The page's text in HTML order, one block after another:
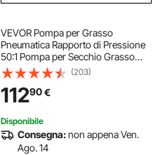
VEVOR Pompa per Grasso
Pneumatica Rapporto di Pressione
50:1 Pompa per Secchio Grasso
Pneumatica 20 Litri Pistola per
Grasso Pompa Grasso Portatile
Ruote Tubo da 4m Ugello a 360°
Raccordo NPT Standard
(203)
11290€
Disponibile
Consegna:non appena Ven.
Ago. 14